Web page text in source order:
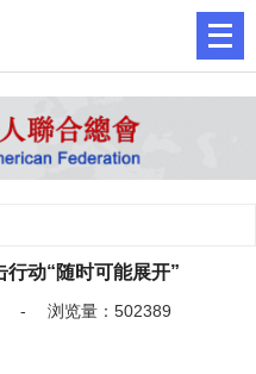
动“随时可能展开”
- 浏览量：502389